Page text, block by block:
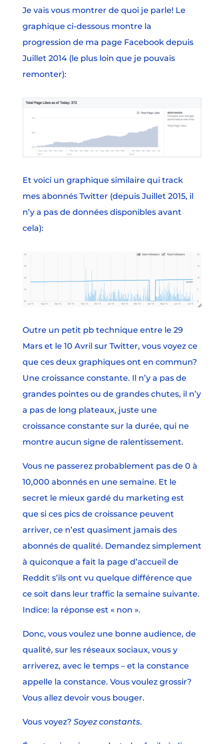
Je vais vous montrer de quoi je parle! Le
graphique ci-dessous montre la
progression de ma page Facebook depuis
Juillet 2014 (le plus loin que je pouvais
remonter):
Et voici un graphique similaire qui track
mes abonnés Twitter (depuis Juillet 2015, il
n’y a pas de données disponibles avant
cela):
Outre un petit pb technique entre le 29
Mars et le 10 Avril sur Twitter, vous voyez ce
que ces deux graphiques ont en commun?
Une croissance constante. Il n’y a pas de
grandes pointes ou de grandes chutes, il n’y
a pas de long plateaux, juste une
croissance constante sur la durée, qui ne
montre aucun signe de ralentissement.
Vous ne passerez probablement pas de 0 à
10,000 abonnés en une semaine. Et le
secret le mieux gardé du marketing est
que si ces pics de croissance peuvent
arriver, ce n’est quasiment jamais des
abonnés de qualité. Demandez simplement
à quiconque a fait la page d’accueil de
Reddit s’ils ont vu quelque différence que
ce soit dans leur traffic la semaine suivante.
Indice: la réponse est « non ».
Donc, vous voulez une bonne audience, de
qualité, sur les réseaux sociaux, vous y
arriverez, avec le temps – et la constance
appelle la constance. Vous voulez grossir?
Vous allez devoir vous bouger.
Vous voyez? Soyez constants.